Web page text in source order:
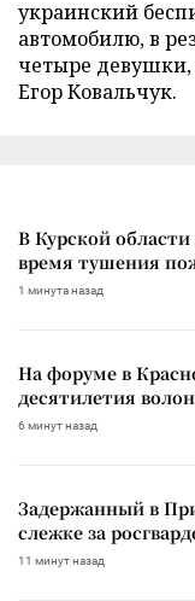
украинский
автомобилю, в
четыре девушки,
Егор Ковальчук.
В Курской
время тушения
1 минута назад
На форуме в
десятилетия
6 минут назад
Задержанный в
слежке за
11 минут назад